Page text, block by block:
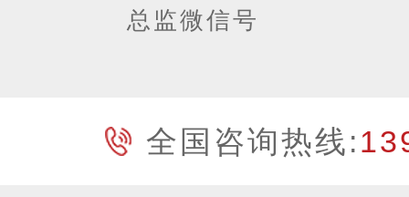
总监微信号
全国咨询热线: